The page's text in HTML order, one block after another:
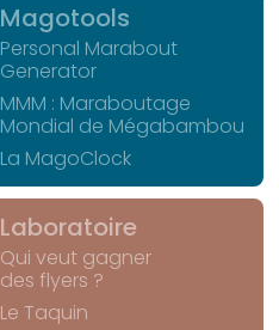
Magotools
Personal Marabout
Generator
MMM : Maraboutage
Mondial de Mégabambou
La MagoClock
Laboratoire
Qui veut gagner
des flyers ?
Le Taquin